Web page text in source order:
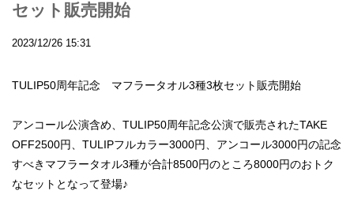
セット販売開始
2023/12/26 15:31
TULIP50周年記念 マフラータオル3種3枚セット販売開始
アンコール公演含め、TULIP50周年記念公演で販売されたTAKE
OFF2500円、TULIPフルカラー3000円、アンコール3000円の記念
すべきマフラータオル3種が合計8500円のところ8000円のおトク
なセットとなって登場♪